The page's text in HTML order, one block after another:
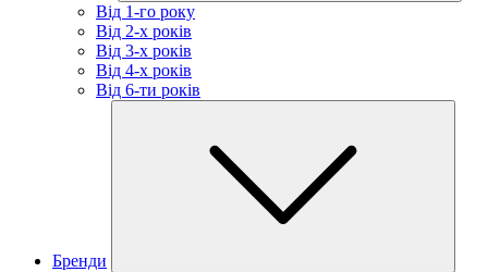
Від 1-го року
Від 2-х років
Від 3-х років
Від 4-х років
Від 6-ти років
Бренди